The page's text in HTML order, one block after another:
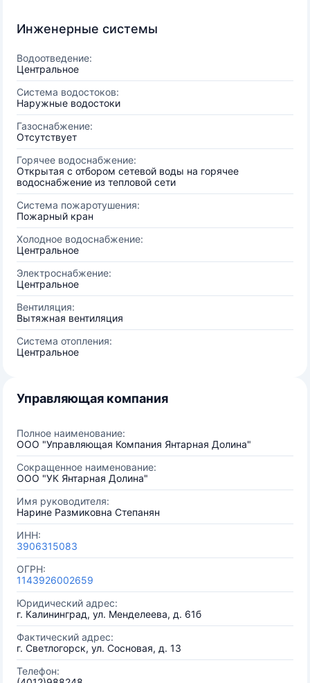
Инженерные системы
Водоотведение:
Центральное
Система водостоков:
Наружные водостоки
Газоснабжение:
Отсутствует
Горячее водоснабжение:
Открытая с отбором сетевой воды на горячее
водоснабжение из тепловой сети
Система пожаротушения:
Пожарный кран
Холодное водоснабжение:
Центральное
Электроснабжение:
Центральное
Вентиляция:
Вытяжная вентиляция
Система отопления:
Центральное
Управляющая компания
Полное наименование:
ООО "Управляющая Компания Янтарная Долина"
Сокращенное наименование:
OOO "УК Янтарная Долина"
Имя руководителя:
Нарине Размиковна Степанян
ИНН:
3906315083
ОГРН:
1143926002659
Юридический адрес:
г. Калининград, ул. Менделеева, д. 61б
Фактический адрес:
г. Светлогорск, ул. Сосновая, д. 13
Телефон: